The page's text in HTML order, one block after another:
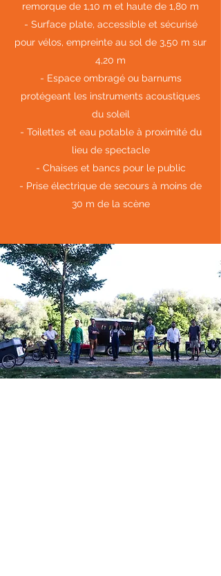
remorque de 1,10 m et haute de 1,80 m
- Surface plate, accessible et sécurisé
pour vélos, empreinte au sol de 3,50 m sur
4,20 m
- Espace ombragé ou barnums
protégeant les instruments acoustiques
du soleil
- Toilettes et eau potable à proximité du
lieu de spectacle
- Chaises et bancs pour le public
- Prise électrique de secours à moins de
30 m de la scène